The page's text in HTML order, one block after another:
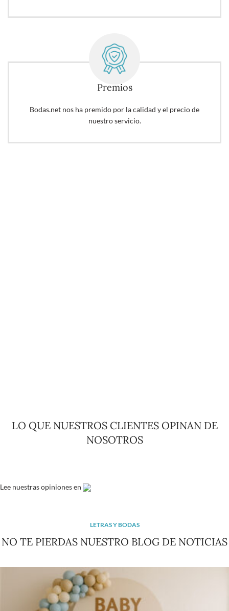
Premios
Bodas.net nos ha premido por la calidad y el precio de
nuestro servicio.
LO QUE NUESTROS CLIENTES OPINAN DE
NOSOTROS
Lee nuestras opinionesen
LETRAS Y BODAS
NO TE PIERDAS NUESTRO BLOG DE NOTICIAS